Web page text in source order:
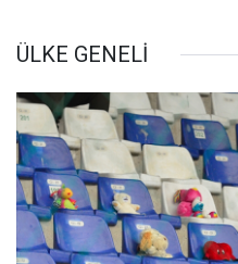
ÜLKE GENELİ